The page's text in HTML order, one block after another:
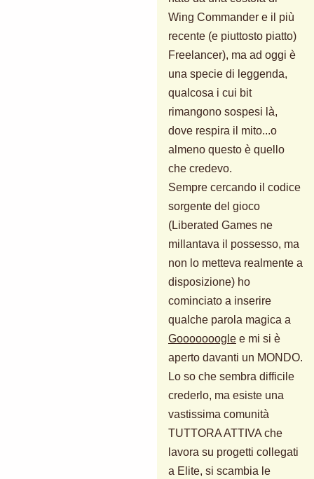
Wing Commander e il più
recente (e piuttosto piatto)
Freelancer), ma ad oggi è
una specie di leggenda,
qualcosa i cui bit
rimangono sospesi là,
dove respira il mito...o
almeno questo è quello
che credevo.
Sempre cercando il codice
sorgente del gioco
(Liberated Games ne
millantava il possesso, ma
non lo metteva realmente a
disposizione) ho
cominciato a inserire
qualche parola magica a
Gooooooogle e mi si è
aperto davanti un MONDO.
Lo so che sembra difficile
crederlo, ma esiste una
vastissima comunità
TUTTORA ATTIVA che
lavora su progetti collegati
a Elite, si scambia le